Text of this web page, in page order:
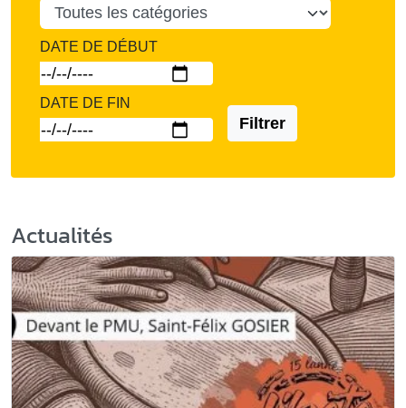
DATE DE DÉBUT
DATE DE FIN
Filtrer
Actualités